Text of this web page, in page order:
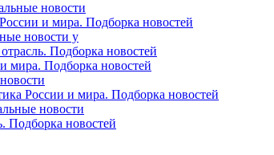
новости
и мира. Подборка новостей
новости у
Подборка новостей
мира. Подборка новостей
России и мира. Подборка новостей
новости
Подборка новостей